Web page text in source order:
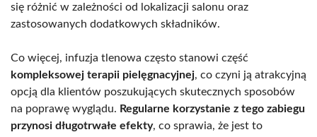
się różnić w zależności od lokalizacji salonu oraz
zastosowanych dodatkowych składników.
Co więcej, infuzja tlenowa często stanowi część
kompleksowej terapii pielęgnacyjnej, co czyni ją atrakcyjną
opcją dla klientów poszukujących skutecznych sposobów
na poprawę wyglądu. Regularne korzystanie z tego zabiegu
przynosi długotrwałe efekty, co sprawia, że jest to